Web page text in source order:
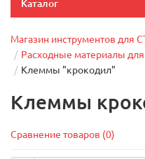
Каталог
Магазин инструментов для
Расходные материалы для
Клеммы "крокодил"
Клеммы
Сравнение товаров (0)